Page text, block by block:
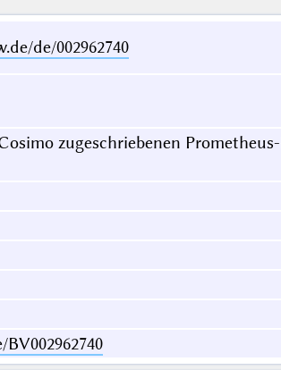
de/002962740
zugeschriebenen